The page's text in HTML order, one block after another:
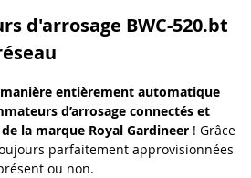
d'arrosage BWC-520.bt
entièrement automatique
d’arrosage connectés et
de la marque Royal Gardineer ! Grâce
parfaitement approvisionnées
ou non.